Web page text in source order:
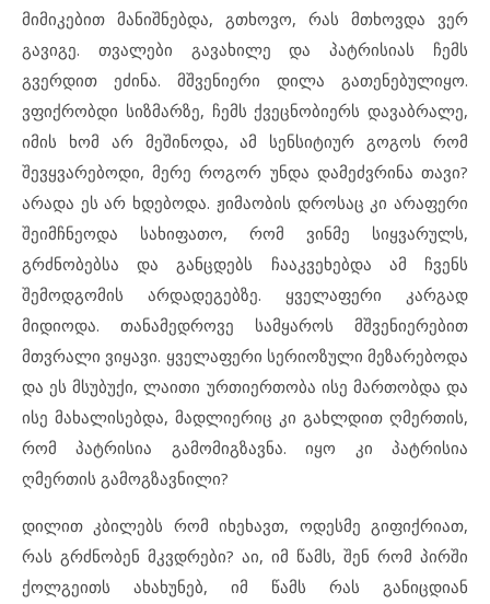
მიმიკებით მანიშნებდა, გთხოვო, რას მთხოვდა ვერ
გავიგე. თვალები გავახილე და პატრისიას ჩემს
გვერდით ეძინა. მშვენიერი დილა გათენებულიყო.
ვფიქრობდი სიზმარზე, ჩემს ქვეცნობიერს დავაბრალე,
იმის ხომ არ მეშინოდა, ამ სენსიტიურ გოგოს რომ
შევყვარებოდი, მერე როგორ უნდა დამეძვრინა თავი?
არადა ეს არ ხდებოდა. ჟიმაობის დროსაც კი არაფერი
შეიმჩნეოდა სახიფათო, რომ ვინმე სიყვარულს,
გრძნობებსა და განცდებს ჩააკვეხებდა ამ ჩვენს
შემოდგომის არდადეგებზე. ყველაფერი კარგად
მიდიოდა. თანამედროვე სამყაროს მშვენიერებით
მთვრალი ვიყავი. ყველაფერი სერიოზული მეზარებოდა
და ეს მსუბუქი, ლაითი ურთიერთობა ისე მართობდა და
ისე მახალისებდა, მადლიერიც კი გახლდით ღმერთის,
რომ პატრისია გამომიგზავნა. იყო კი პატრისია
ღმერთის გამოგზავნილი?
დილით კბილებს რომ იხეხავთ, ოდესმე გიფიქრიათ,
რას გრძნობენ მკვდრები? აი, იმ წამს, შენ რომ პირში
ქოლგეითს ახახუნებ, იმ წამს რას განიცდიან